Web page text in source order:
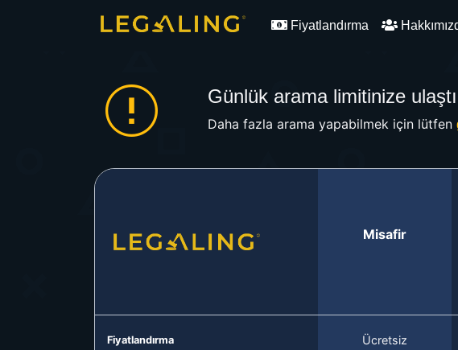
Fiyatlandırma
Günlük arama limitinize
Daha fazla arama yapabilmek için lütfen
Misafir
Fiyatlandırma Ücretsiz